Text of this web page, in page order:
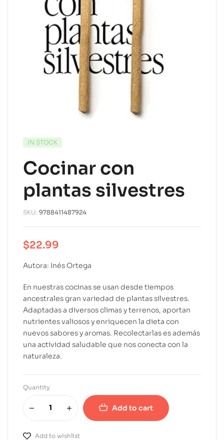
IN STOCK
Cocinar con
plantas silvestres
SKU: 9788411487924
$22.99
Autora: Inés Ortega
En nuestras cocinas se usan desde tiempos
ancestrales gran variedad de plantas silvestres.
Adaptadas a diversos climas y terrenos, aportan
nutrientes valiosos y enriquecen la dieta con
nuevos sabores y aromas. Recolectarlas es además
una actividad saludable que nos conecta con la
naturaleza.
Quantity
Add to cart
Add to wishlist
A